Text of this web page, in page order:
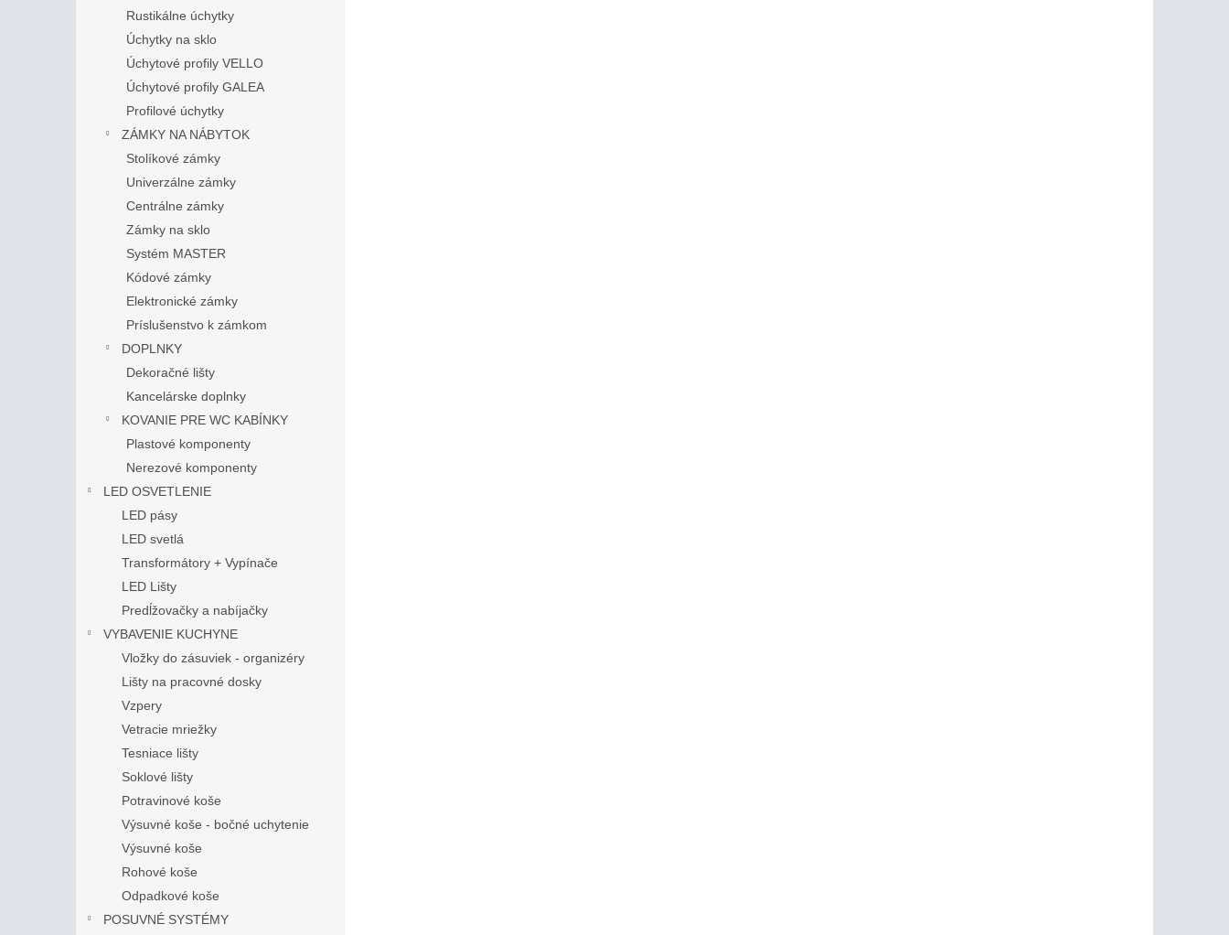
Rustikálne úchytky
Úchytky na sklo
Úchytové profily VELLO
Úchytové profily GALEA
Profilové úchytky
ZÁMKY NA NÁBYTOK
Stolíkové zámky
Univerzálne zámky
Centrálne zámky
Zámky na sklo
Systém MASTER
Kódové zámky
Elektronické zámky
Príslušenstvo k zámkom
DOPLNKY
Dekoračné lišty
Kancelárske doplnky
KOVANIE PRE WC KABÍNKY
Plastové komponenty
Nerezové komponenty
LED OSVETLENIE
LED pásy
LED svetlá
Transformátory + Vypínače
LED Lišty
Predĺžovačky a nabíjačky
VYBAVENIE KUCHYNE
Vložky do zásuviek - organizéry
Lišty na pracovné dosky
Vzpery
Vetracie mriežky
Tesniace lišty
Soklové lišty
Potravinové koše
Výsuvné koše - bočné uchytenie
Výsuvné koše
Rohové koše
Odpadkové koše
POSUVNÉ SYSTÉMY